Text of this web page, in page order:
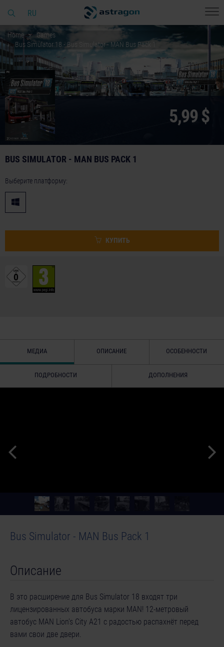
RU
Home
Games
Bus Simulator 18 - Bus Simulator - MAN Bus Pack 1
5,99 $
BUS SIMULATOR - MAN BUS PACK 1
Выберите платформу:
КУПИТЬ
МЕДИА ОПИСАНИЕ ОСОБЕННОСТИ
ПОДРОБНОСТИ ДОПОЛНЕНИЯ
Bus Simulator - MAN Bus Pack 1
Описание
В это расширение для Bus Simulator 18 входят три
лицензированных автобуса марки MAN! 12-метровый
автобус MAN Lion’s City A21 с радостью распахнёт перед
вами свои две двери.